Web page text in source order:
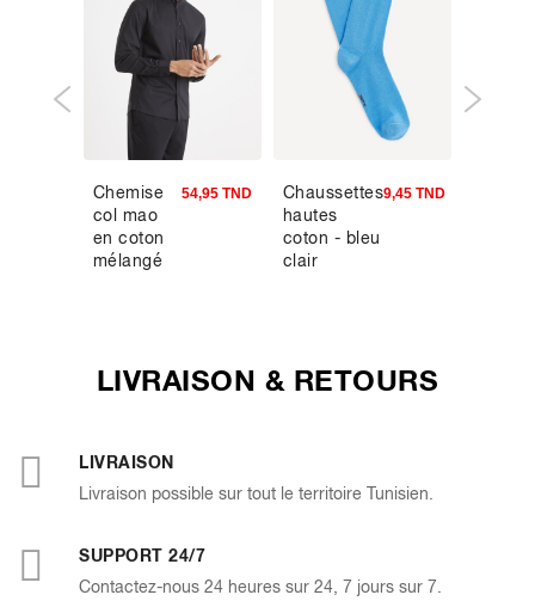
Chemise
col mao
en coton
mélangé
54,95 TND
Chaussettes
hautes
coton - bleu
clair
9,45 TND
LIVRAISON & RETOURS
LIVRAISON
Livraison possible sur tout le territoire Tunisien.
SUPPORT 24/7
Contactez-nous 24 heures sur 24, 7 jours sur 7.